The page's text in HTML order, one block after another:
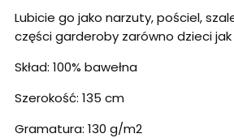
Lubicie go jako narzuty, pościel,
części garderoby zarówno dzieci jak
Skład: 100% bawełna
Szerokość: 135 cm
Gramatura: 130 g/m2